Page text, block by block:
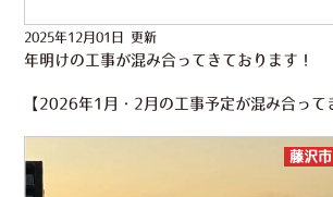
2025年12月01日 更新
年明けの工事が混み合ってきております！
藤沢市